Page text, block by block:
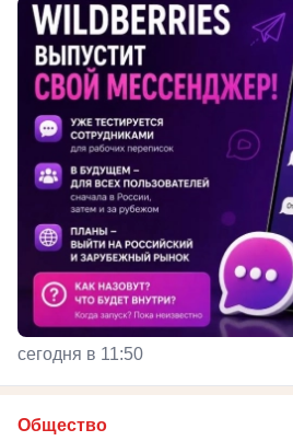
сегодня в 11:50
Общество